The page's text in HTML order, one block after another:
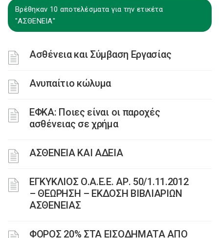
Βρέθηκαν 10 αποτελέσματα για την ετικέτα
"ΑΣΘΕΝΕΙΑ"
Ασθένεια και Σύμβαση Εργασίας
Ανυπαίτιο κώλυμα
ΕΦΚΑ: Ποιες είναι οι παροχές
ασθένειας σε χρήμα
ΑΣΘΕΝΕΙΑ ΚΑΙ ΑΔΕΙΑ
ΕΓΚΥΚΛΙΟΣ Ο.Α.Ε.Ε. ΑΡ. 50/1.11.2012
– ΘΕΩΡΗΣΗ – ΕΚΔΟΣΗ ΒΙΒΛΙΑΡΙΩΝ
ΑΣΘΕΝΕΙΑΣ
ΦΟΡΟΣ 20% ΣΤΑ ΕΙΣΟΔΗΜΑΤΑ ΑΠΟ